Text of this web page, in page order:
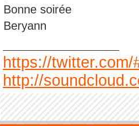
Bonne soirée
Beryann
https://twitter.com/
http://